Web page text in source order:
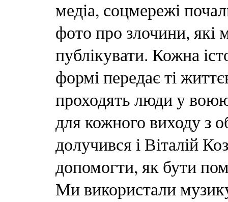
медіа, соцмережі
фото про злочини, які
публікувати. Кожна
формі передає ті
проходять люди у
для кожного виходу з
долучився і Віталій
допомогти, як бути
Ми використали